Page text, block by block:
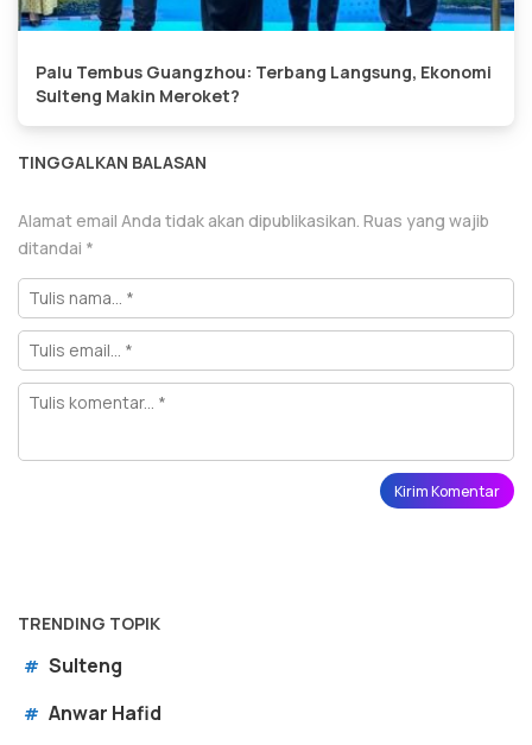
Palu Tembus Guangzhou: Terbang Langsung, Ekonomi
Sulteng Makin Meroket?
TINGGALKAN BALASAN
Alamat email Anda tidak akan dipublikasikan. Ruas yang wajib
ditandai *
TRENDING TOPIK
# Sulteng
# Anwar Hafid